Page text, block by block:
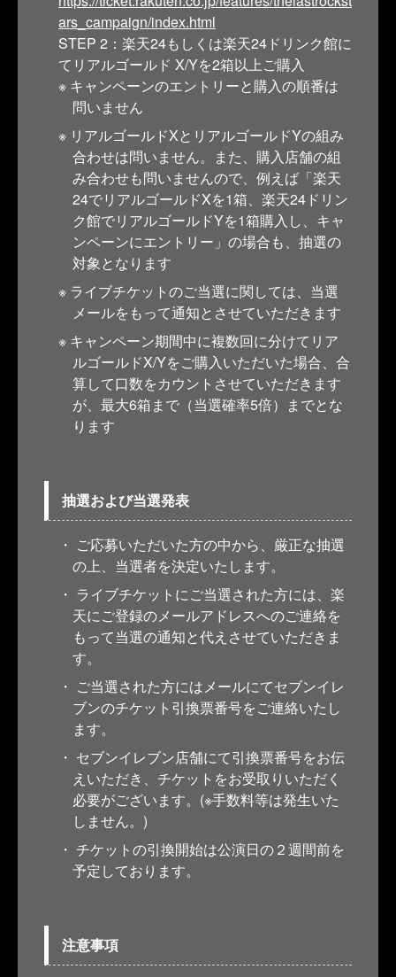
ars_campaign/index.html
STEP 2：楽天24もしくは楽天24ドリンク館に
てリアルゴールド X/Yを2箱以上ご購入
キャンペーンのエントリーと購入の順番は
問いません
リアルゴールドXとリアルゴールドYの組み
合わせは問いません。また、購入店舗の組
み合わせも問いませんので、例えば「楽天
24でリアルゴールドXを1箱、楽天24ドリン
ク館でリアルゴールドYを1箱購入し、キャ
ンペーンにエントリー」の場合も、抽選の
対象となります
ライブチケットのご当選に関しては、当選
メールをもって通知とさせていただきます
キャンペーン期間中に複数回に分けてリア
ルゴールドX/Yをご購入いただいた場合、合
算して口数をカウントさせていただきます
が、最大6箱まで（当選確率5倍）までとな
ります
抽選および当選発表
ご応募いただいた方の中から、厳正な抽選
の上、当選者を決定いたします。
ライブチケットにご当選された方には、楽
天にご登録のメールアドレスへのご連絡を
もって当選の通知と代えさせていただきま
す。
ご当選された方にはメールにてセブンイレ
ブンのチケット引換票番号をご連絡いたし
ます。
セブンイレブン店舗にて引換票番号をお伝
えいただき、チケットをお受取りいただく
必要がございます。(※手数料等は発生いた
しません。)
チケットの引換開始は公演日の２週間前を
予定しております。
注意事項